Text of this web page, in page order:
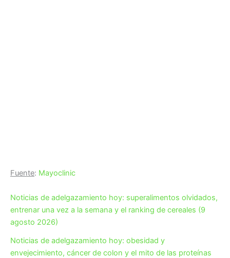
Fuente: Mayoclinic
Noticias de adelgazamiento hoy: superalimentos olvidados,
entrenar una vez a la semana y el ranking de cereales (9
agosto 2026)
Noticias de adelgazamiento hoy: obesidad y
envejecimiento, cáncer de colon y el mito de las proteínas